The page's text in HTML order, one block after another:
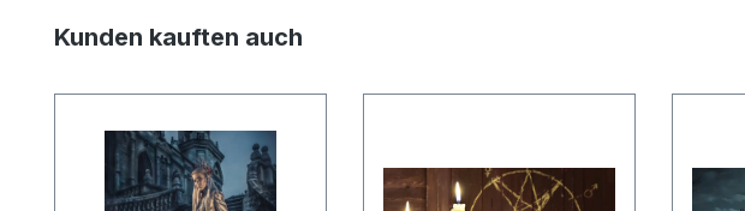
Produktgalerie überspringen
Kunden kauften auch